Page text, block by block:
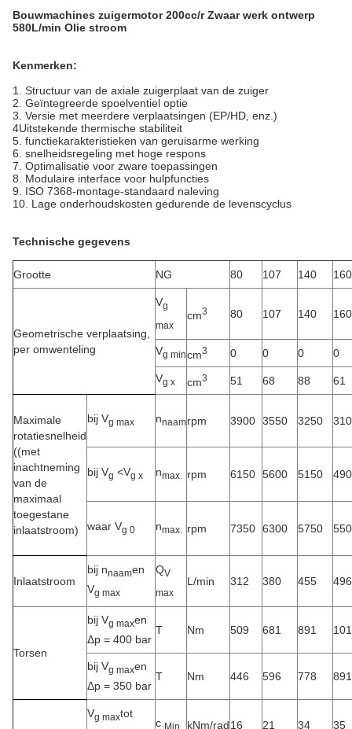
Bouwmachines zuigermotor 200cc/r Zwaar werk ontwerp
580L/min Olie stroom
Kenmerken:
1. Structuur van de axiale zuigerplaat van de zuiger
2. Geïntegreerde spoelventiel optie
3. Versie met meerdere verplaatsingen (EP/HD, enz.)
4Uitstekende thermische stabiliteit
5. functiekarakteristieken van geruisarme werking
6. snelheidsregeling met hoge respons
7. Optimalisatie voor zware toepassingen
8. Modulaire interface voor hulpfuncties
9. ISO 7368-montage-standaard naleving
10. Lage onderhoudskosten gedurende de levenscyclus
Technische gegevens
Grootte NG 80 107 140 160
Geometrische verplaatsing,
per omwenteling
Vg
max
cm3 80 107 140 160
Vg mincm3 0 0 0
0
Vg x cm3 51 68 88 61
Maximale
rotatiesnelheid
((met
inachtneming
van de
maximaal
toegestane
inlaatstroom)
bij Vg max nnaamrpm 3900 3550 3250
bij Vg <Vg x nmax. rpm 6150 5600 5150
waar Vg 0 nmax. rpm 7350 6300 5750
Inlaatstroom
bij nnaamen
Vg max
QV
max
L/min 312 380 455 496
Torsen
bij Vg maxen
Δp = 400 bar
T Nm 509 681 891
bij Vg maxen
Δp = 350 bar
T Nm 446 596 778 891
Vg maxtot
c. Min. kNm/rad16 21 34 35